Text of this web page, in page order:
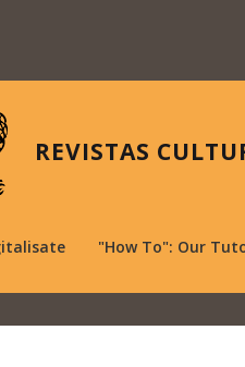
REVISTAS
"How To": Our